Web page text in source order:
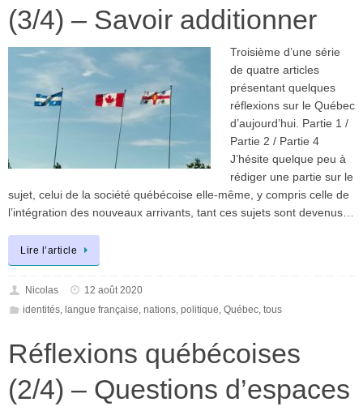
(3/4) – Savoir additionner
Troisième d’une série
de quatre articles
présentant quelques
réflexions sur le Québec
d’aujourd’hui. Partie 1 /
Partie 2 / Partie 4
J’hésite quelque peu à
rédiger une partie sur le
sujet, celui de la société québécoise elle-même, y compris celle de
l’intégration des nouveaux arrivants, tant ces sujets sont devenus…
Lire l’article
Nicolas
12 août 2020
identités, langue française, nations, politique, Québec, tous
Réflexions québécoises
(2/4) – Questions d’espaces